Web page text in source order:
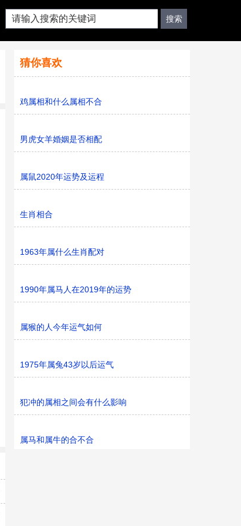
猜你喜欢
鸡属相和什么属相不合
男虎女羊婚姻是否相配
属鼠2020年运势及运程
生肖相合
1963年属什么生肖配对
1990年属马人在2019年的运势
属猴的人今年运气如何
1975年属兔43岁以后运气
犯冲的属相之间会有什么影响
属马和属牛的合不合